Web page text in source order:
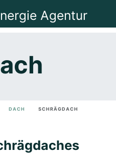
DACH SCHRÄGDACH